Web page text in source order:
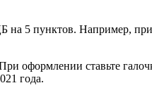
5 пунктов. Например,
оформлении ставьте
года.